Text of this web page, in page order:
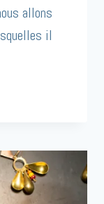
allons
il